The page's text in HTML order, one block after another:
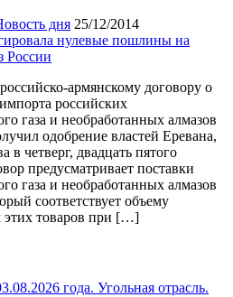
дня 25/12/2014
армянскому договору о
российских
газа и необработанных алмазов
одобрение властей Еревана,
четверг, двадцать пятого
предусматривает поставки
газа и необработанных алмазов
соответствует объему
этих товаров при […]
года. Угольная отрасль.